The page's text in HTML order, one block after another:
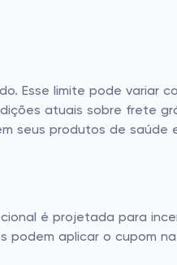
Esse limite pode variar
atuais sobre frete
seus produtos de saúde
é projetada para
podem aplicar o cupom na